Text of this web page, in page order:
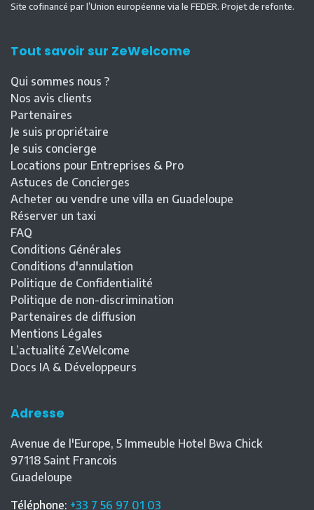
Site cofinancé par l’Union européenne via le FEDER. Projet de refonte.
Tout savoir sur ZeWelcome
Qui sommes nous ?
Nos avis clients
Partenaires
Je suis propriétaire
Je suis concierge
Locations pour Entreprises & Pro
Astuces de Concierges
Acheter ou vendre une villa en Guadeloupe
Réserver un taxi
FAQ
Conditions Générales
Conditions d'annulation
Politique de Confidentialité
Politique de non-discrimination
Partenaires de diffusion
Mentions Légales
L’actualité ZeWelcome
Docs IA & Développeurs
Adresse
Avenue de l'Europe, 5 Immeuble Hotel Bwa Chick
97118 Saint Francois
Guadeloupe
Téléphone: +33 7 56 97 01 03